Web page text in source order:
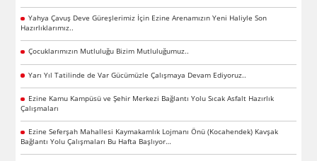
Yahya Çavuş Deve Güreşlerimiz İçin Ezine Arenamızın Yeni Haliyle Son
Hazırlıklarımız..
Çocuklarımızın Mutluluğu Bizim Mutluluğumuz..
Yarı Yıl Tatilinde de Var Gücümüzle Çalışmaya Devam Ediyoruz..
Ezine Kamu Kampüsü ve Şehir Merkezi Bağlantı Yolu Sıcak Asfalt Hazırlık
Çalışmaları
Ezine Seferşah Mahallesi Kaymakamlık Lojmanı Önü (Kocahendek) Kavşak
Bağlantı Yolu Çalışmaları Bu Hafta Başlıyor…